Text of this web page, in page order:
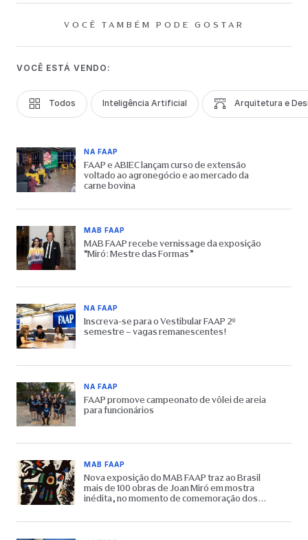
VOCÊ TAMBÉM PODE GOSTAR
VOCÊ ESTÁ VENDO:
Todos Inteligência Artificial Arquitetura e
NA FAAP
FAAP e ABIEC lançam curso de extensão
voltado ao agronegócio e ao mercado da
carne bovina
MAB FAAP
MAB FAAP recebe vernissage da exposição
“Miró: Mestre das Formas”
NA FAAP
Inscreva-se para o Vestibular FAAP 2º
semestre – vagas remanescentes!
NA FAAP
FAAP promove campeonato de vôlei de areia
para funcionários
MAB FAAP
Nova exposição do MAB FAAP traz ao Brasil
mais de 100 obras de Joan Miró em mostra
inédita, no momento de comemoração dos